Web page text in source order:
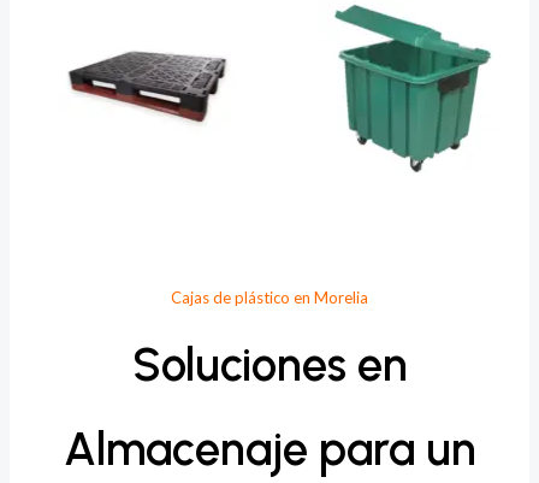
Cajas de plástico en Morelia
Soluciones en
Almacenaje para un